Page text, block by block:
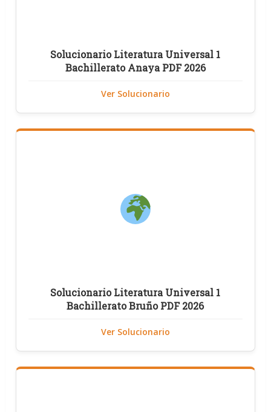
Solucionario Literatura Universal 1
Bachillerato Anaya PDF 2026
Ver Solucionario
Solucionario Literatura Universal 1
Bachillerato Bruño PDF 2026
Ver Solucionario